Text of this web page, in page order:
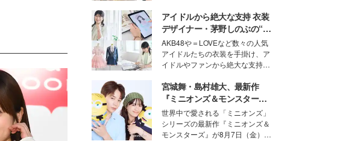
ションの完成度を高めるベースと
して、“髪そのものの美しさ”に改
めて注目する人が増えている様
子。今回は、そんな憧れの艶やか
な髪を日常で叶える、美容好きの
女性たちのヘアケア事情を紹介し
ます。
アイドルから絶大な支持 衣装
デザイナー・茅野しのぶの“可
愛い”を作る美学＜「シチズン
クロスシー」インタビュー＞
AKB48や＝LOVEなど数々の人気
アイドルたちの衣装を手掛け、ア
イドルやファンから絶大な支持を
取締役兼クリエイティブディレク
ター・茅野しのぶ。一人ひとりの
個性に寄り添い、魅力を引き出す
衣装作りは、多くの女性たちに勇
気と自信を与え続けている。
宮城舞・島村雄大、最新作
『ミニオンズ＆モンスター
ズ』の魅力熱弁 ハチャメチャ
だけじゃない“友情と絆”に感
動
世界中で愛される「ミニオンズ」
シリーズの最新作『ミニオンズ＆
モンスターズ』が8月7日（金）に